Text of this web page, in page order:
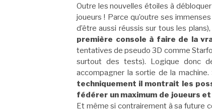
Outre les nouvelles étoiles à
joueurs ! Parce qu’outre ses
d’être aussi réussis sur tous les
première console à faire de la
tentatives de pseudo 3D comme
surtout des tests). Logique donc
accompagner la sortie de la machine.
techniquement il montrait les
fédérer un maximum de joueurs
Et même si contrairement à sa future